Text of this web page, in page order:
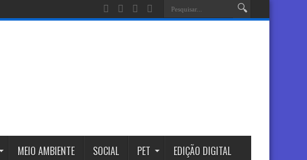
MEIO AMBIENTE SOCIAL PET EDIÇÃO DIGITAL